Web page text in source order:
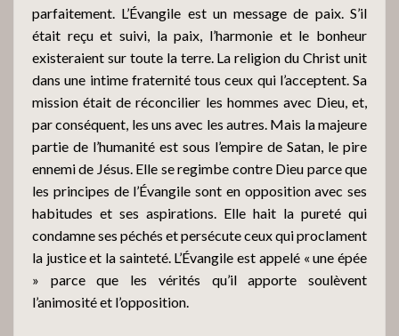
parfaitement. L’Évangile est un message de paix. S’il
était reçu et suivi, la paix, l’harmonie et le bonheur
existeraient sur toute la terre. La religion du Christ unit
dans une intime fraternité tous ceux qui l’acceptent. Sa
mission était de réconcilier les hommes avec Dieu, et,
par conséquent, les uns avec les autres. Mais la majeure
partie de l’humanité est sous l’empire de Satan, le pire
ennemi de Jésus. Elle se regimbe contre Dieu parce que
les principes de l’Évangile sont en opposition avec ses
habitudes et ses aspirations. Elle hait la pureté qui
condamne ses péchés et persécute ceux qui proclament
la justice et la sainteté. L’Évangile est appelé « une épée
» parce que les vérités qu’il apporte soulèvent
l’animosité et l’opposition.